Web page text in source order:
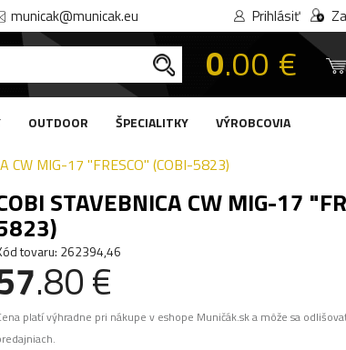
municak@municak.eu Prihlásiť
0.00 €
OUTDOOR ŠPECIALITKY VÝROBCOVIA
CW MIG-17 "FRESCO" (COBI-5823)
STAVEBNICA CW MIG-17
tovaru: 262394,46
.80 €
platí výhradne pri nákupe v eshope Muničák.sk a môže sa